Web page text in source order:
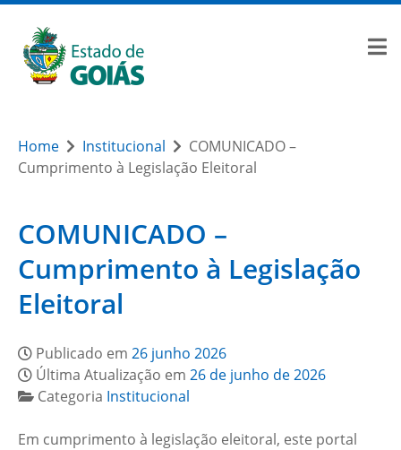
Home Institucional
COMUNICADO –
Cumprimento à Legislação Eleitoral
COMUNICADO –
Cumprimento à Legislação
Eleitoral
Publicado em 26 junho 2026
Última Atualização em 26 de junho de 2026
Categoria Institucional
Em cumprimento à legislação eleitoral, este portal